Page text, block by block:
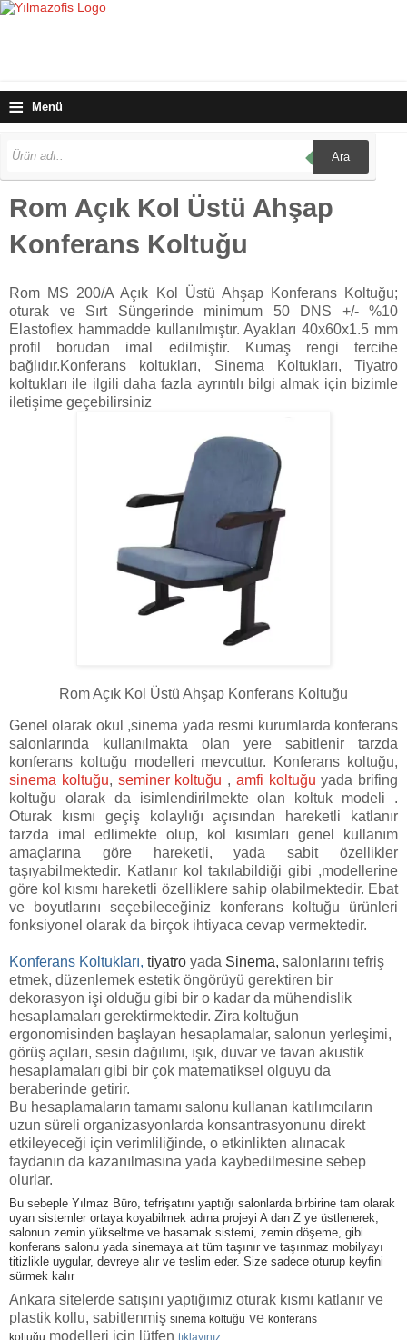
≡ Menü
Ara
Rom Açık Kol Üstü Ahşap
Konferans Koltuğu
Rom MS 200/A Açık Kol Üstü Ahşap Konferans Koltuğu;
oturak ve Sırt Süngerinde minimum 50 DNS +/- %10
Elastoflex hammadde kullanılmıştır. Ayakları 40x60x1.5 mm
profil borudan imal edilmiştir. Kumaş rengi tercihe
bağlıdır.Konferans koltukları, Sinema Koltukları, Tiyatro
koltukları ile ilgili daha fazla ayrıntılı bilgi almak için bizimle
iletişime geçebilirsiniz
Rom Açık Kol Üstü Ahşap Konferans Koltuğu
Genel olarak okul ,sinema yada resmi kurumlarda konferans
salonlarında kullanılmakta olan yere sabitlenir tarzda
konferans koltuğu modelleri mevcuttur. Konferans koltuğu,
sinema koltuğu, seminer koltuğu , amfi koltuğu yada brifing
koltuğu olarak da isimlendirilmekte olan koltuk modeli .
Oturak kısmı geçiş kolaylığı açısından hareketli katlanır
tarzda imal edlimekte olup, kol kısımları genel kullanım
amaçlarına göre hareketli, yada sabit özellikler
taşıyabilmektedir. Katlanır kol takılabildiği gibi ,modellerine
göre kol kısmı hareketli özelliklere sahip olabilmektedir. Ebat
ve boyutlarını seçebileceğiniz konferans koltuğu ürünleri
fonksiyonel olarak da birçok ihtiyaca cevap vermektedir.
Konferans Koltukları, tiyatro yada Sinema, salonlarını tefriş
etmek, düzenlemek estetik öngörüyü gerektiren bir
dekorasyon işi olduğu gibi bir o kadar da mühendislik
hesaplamaları gerektirmektedir. Zira koltuğun
ergonomisinden başlayan hesaplamalar, salonun yerleşimi,
görüş açıları, sesin dağılımı, ışık, duvar ve tavan akustik
hesaplamaları gibi bir çok matematiksel olguyu da
beraberinde getirir.
Bu hesaplamaların tamamı salonu kullanan katılımcıların
uzun süreli organizasyonlarda konsantrasyonunu direkt
etkileyeceği için verimliliğinde, o etkinlikten alınacak
faydanın da kazanılmasına yada kaybedilmesine sebep
olurlar.
Bu sebeple Yılmaz Büro, tefrişatını yaptığı salonlarda birbirine tam olarak
uyan sistemler ortaya koyabilmek adına projeyi A dan Z ye üstlenerek,
salonun zemin yükseltme ve basamak sistemi, zemin döşeme, gibi
konferans salonu yada sinemaya ait tüm taşınır ve taşınmaz mobilyayı
titizlikle uygular, devreye alır ve teslim eder. Size sadece oturup keyfini
sürmek kalır
Ankara sitelerde satışını yaptığımız oturak kısmı katlanır ve
plastik kollu, sabitlenmiş sinema koltuğu ve konferans
modelleri için lütfen